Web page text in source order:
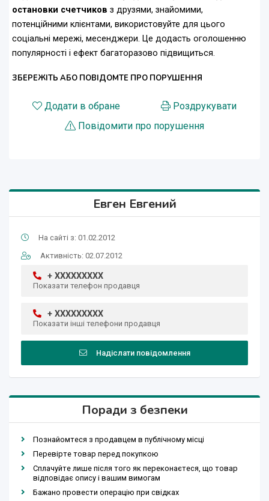
остановки счетчиков з друзями, знайомими,
потенційними клієнтами, використовуйте для цього
соціальні мережі, месенджери. Це додасть оголошенню
популярності і ефект багаторазово підвищиться.
ЗБЕРЕЖІТЬ АБО ПОВІДОМТЕ ПРО ПОРУШЕННЯ
Додати в обране
Роздрукувати
Повідомити про порушення
Евген Евгений
На сайті з: 01.02.2012
Активність: 02.07.2012
+ XXXXXXXXX
Показати телефон продавця
+ XXXXXXXXX
Показати інші телефони продавця
Надіслати повідомлення
Поради з безпеки
Познайомтеся з продавцем в публічному місці
Перевірте товар перед покупкою
Сплачуйте лише після того як переконаєтеся, що товар
відповідає опису і вашим вимогам
Бажано провести операцію при свідках